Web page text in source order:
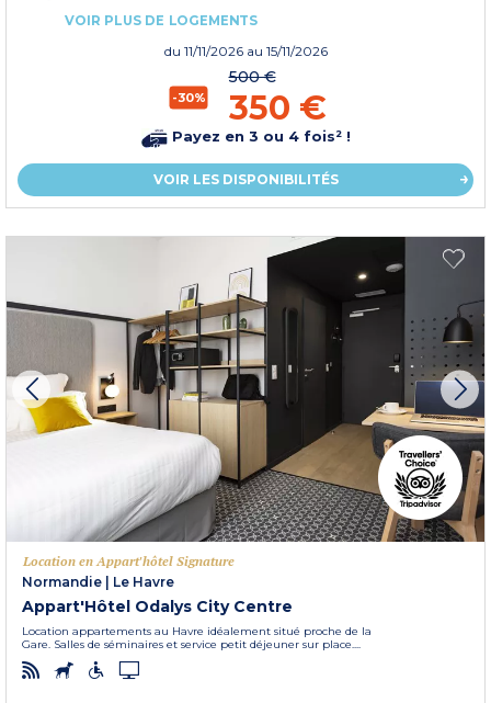
VOIR PLUS DE LOGEMENTS
du 11/11/2026 au 15/11/2026
-30%
500 €
350 €
Payez en 3 ou 4 fois² !
VOIR LES DISPONIBILITÉS
Location en Appart'hôtel Signature
Normandie
Le Havre
Appart'Hôtel Odalys City Centre
Location appartements au Havre idéalement situé proche de la
Gare. Salles de séminaires et service petit déjeuner sur place....